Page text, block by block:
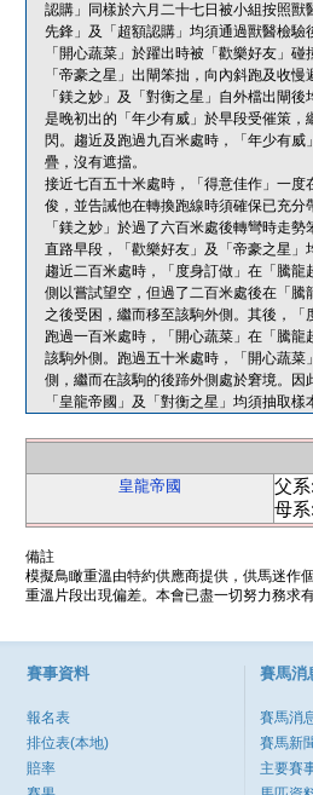
認購」同樣於六月二十七日被小組按照
先鋒」及「超額認購」均須通過獸醫檢驗
「開心蔬菜」於躍出時被「歡樂好友」
「帝豪之星」出閘笨拙，向內斜跑及收慢
「鎂之妙」及「對衡之星」自外檔出閘後
是晚初出的「年少有威」於早段受催策
閃。趨近及跑過九百米處時，「年少有
疊，沒有遮擋。
接近七百五十米處時，「得意佳作」一
俊，並告誡他在轉換跑線時須確保已充分
「鎂之妙」於過了六百米處後轉彎時走
直路早段，「歡樂好友」及「帝豪之星」
趨近二百米處時，「度身訂做」在「騰
側以嘗試望空，但過了二百米處後在「
之後受困，繼而移至該駒外側。其後，
跑過一百米處時，「開心蔬菜」在「騰
該駒外側。跑過五十米處時，「開心蔬
側，繼而在該駒的後蹄外側處於窘境。
「皇龍帝國」及「對衡之星」均須抽取樣
皇龍帝國
父
母
備註
模擬鳥瞰重溫由特約供應商提供，供馬迷作
重溫片段出現偏差。本會已盡一切努力務求
賽事資料
報名表
排位表(本地)
賠率
賽馬消
賽馬消
賽馬新
主要賽